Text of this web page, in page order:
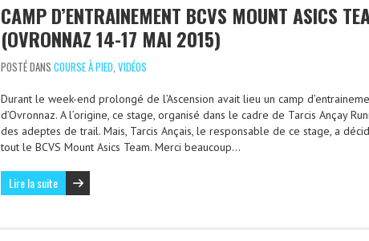
CAMP D’ENTRAINEMENT BCVS MOUNT ASICS
(OVRONNAZ 14-17 MAI 2015)
POSTÉ DANS COURSE À PIED, VIDÉOS
Durant le week-end prolongé de l’Ascension avait lieu un camp
d’Ovronnaz. A l’origine, ce stage, organisé dans le cadre de Tarcis Ançay
des adeptes de trail. Mais, Tarcis Ançais, le responsable de ce stage, a
tout le BCVS Mount Asics Team. Merci beaucoup…
Lire la suite